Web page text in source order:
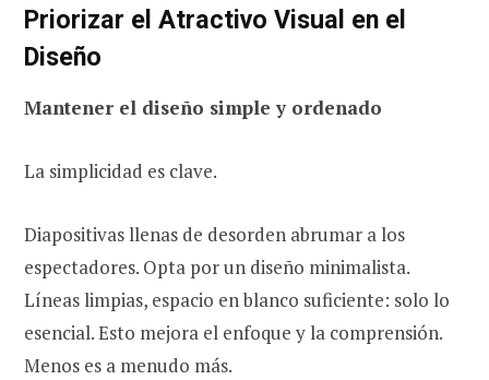
Priorizar el Atractivo Visual en el
Diseño
Mantener el diseño simple y ordenado
La simplicidad es clave.
Diapositivas llenas de desorden abrumar a los
espectadores. Opta por un diseño minimalista.
Líneas limpias, espacio en blanco suficiente: solo lo
esencial. Esto mejora el enfoque y la comprensión.
Menos es a menudo más.